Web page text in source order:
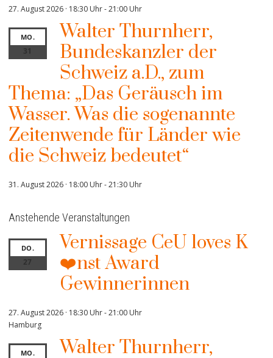
27. August 2026 · 18:30 Uhr-21:00 Uhr
MO.
31
Walter Thurnherr,
Bundeskanzler der
Schweiz a.D., zum
Thema: „Das Geräusch im
Wasser. Was die sogenannte
Zeitenwende für Länder wie
die Schweiz bedeutet“
31. August 2026 · 18:00 Uhr-21:30 Uhr
Anstehende Veranstaltungen
DO.
27
Vernissage CeU loves K
❤️nst Award
Gewinnerinnen
27. August 2026 · 18:30 Uhr-21:00 Uhr
Hamburg
MO.
Walter Thurnherr,